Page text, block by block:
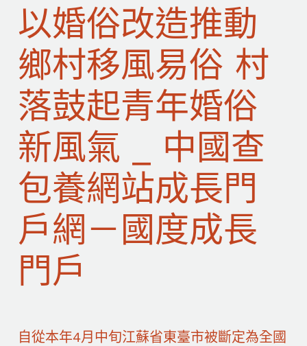
以婚俗改造推動
鄉村移風易俗 村
落鼓起青年婚俗
新風氣 _ 中國查
包養網站成長門
戶網－國度成長
門戶
自從本年4月中旬江蘇省東臺市被斷定為全國